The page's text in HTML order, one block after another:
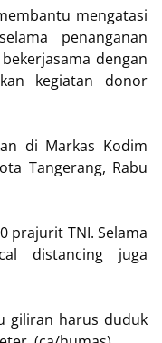
mengatasi
penanganan
dengan
kegiatan donor
di Markas Kodim
Tangerang, Rabu
prajurit TNI. Selama
distancing juga
giliran harus duduk